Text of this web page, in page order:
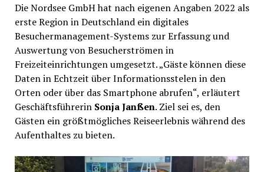
Die Nordsee GmbH hat nach eigenen Angaben 2022 als
erste Region in Deutschland ein digitales
Besuchermanagement-Systems zur Erfassung und
Auswertung von Besucherströmen in
Freizeiteinrichtungen umgesetzt. „Gäste können diese
Daten in Echtzeit über Informationsstelen in den
Orten oder über das Smartphone abrufen“, erläutert
Geschäftsführerin Sonja Janßen. Ziel sei es, den
Gästen ein größtmögliches Reiseerlebnis während des
Aufenthaltes zu bieten.